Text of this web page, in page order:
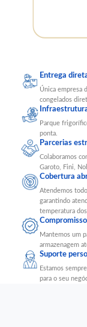
Entrega
Única empresa
congelados
Parque
ponta.
Parcerias
Colaboramos
Garoto, Fini,
Cobertura
Atendemos
garantindo
temperatura
Mantemos um
armazenagem
Suporte
Estamos
para o seu